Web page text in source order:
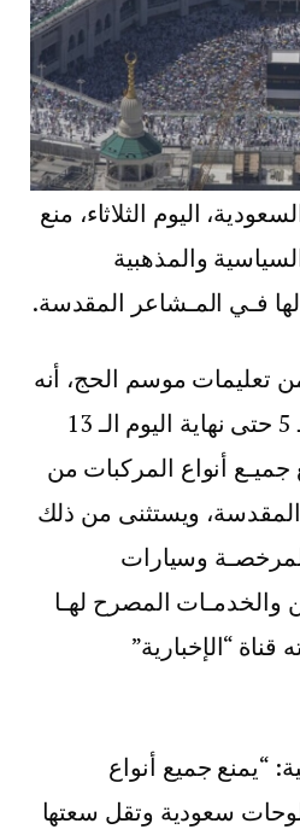
اليوم الثلاثاء، منع
والمذهبية
فـي المـشاعر المقدسة.
تعليمات موسم الحج، أنه
بدءا من صباح اليوم الـ 5 حتى نهاية اليوم الـ 13
أنواع المركبات من
ويستثنى من ذلك
وسيارات
والخدمـات المصرح لهـا
“الإخبارية”
“يمنع جميع أنواع
سعودية وتقل سعتها